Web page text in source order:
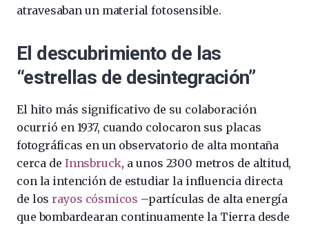
atravesaban un material fotosensible.
El descubrimiento de las
“estrellas de desintegración”
El hito más significativo de su colaboración
ocurrió en 1937, cuando colocaron sus placas
fotográficas en un observatorio de alta montaña
cerca de Innsbruck, a unos 2300 metros de altitud,
con la intención de estudiar la influencia directa
de los rayos cósmicos –partículas de alta energía
que bombardearan continuamente la Tierra desde